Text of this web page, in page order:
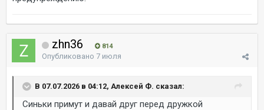
zhn36 814
Опубликовано 7 июля
В 07.07.2026 в 04:12, Алексей Ф. сказал:
Синьки примут и давай друг перед дружкой